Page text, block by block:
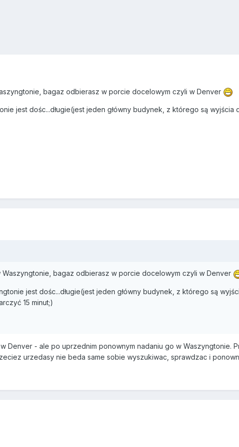
bagaz odbierasz w porcie docelowym czyli w Denver
jest dośc...długie(jest jeden główny budynek, z którego są
bagaz odbierasz w porcie docelowym czyli w Denver
jest dośc...długie(jest jeden główny budynek, z którego są
15 minut;)
Denver - ale po uprzednim ponownym nadaniu go w Waszyngtonie.
urzedasy nie beda same sobie wyszukiwac, sprawdzac i